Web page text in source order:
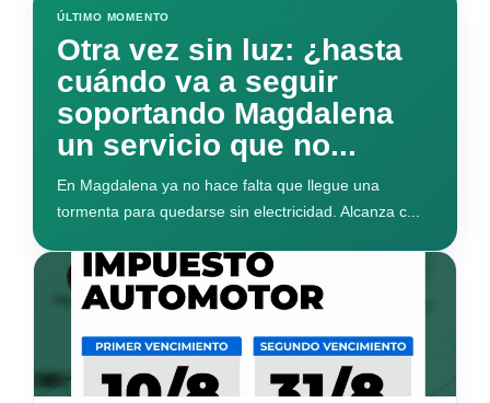
ÚLTIMO MOMENTO
Otra vez sin luz: ¿hasta
cuándo va a seguir
soportando Magdalena
un servicio que no...
En Magdalena ya no hace falta que llegue una
tormenta para quedarse sin electricidad. Alcanza c...